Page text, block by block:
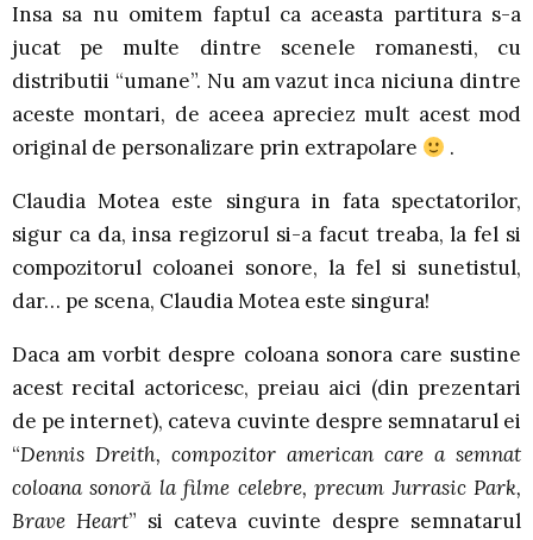
Insa sa nu omitem faptul ca aceasta partitura s-a
jucat pe multe dintre scenele romanesti, cu
distributii “umane”. Nu am vazut inca niciuna dintre
aceste montari, de aceea apreciez mult acest mod
original de personalizare prin extrapolare
.
Claudia Motea este singura in fata spectatorilor,
sigur ca da, insa regizorul si-a facut treaba, la fel si
compozitorul coloanei sonore, la fel si sunetistul,
dar… pe scena, Claudia Motea este singura!
Daca am vorbit despre coloana sonora care sustine
acest recital actoricesc, preiau aici (din prezentari
de pe internet), cateva cuvinte despre semnatarul ei
“Dennis Dreith, compozitor american care a semnat
coloana sonoră la filme celebre, precum Jurrasic Park,
Brave Heart” si cateva cuvinte despre semnatarul